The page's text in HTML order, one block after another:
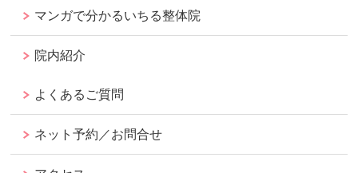
マンガで分かるいちる整体院
院内紹介
よくあるご質問
ネット予約／お問合せ